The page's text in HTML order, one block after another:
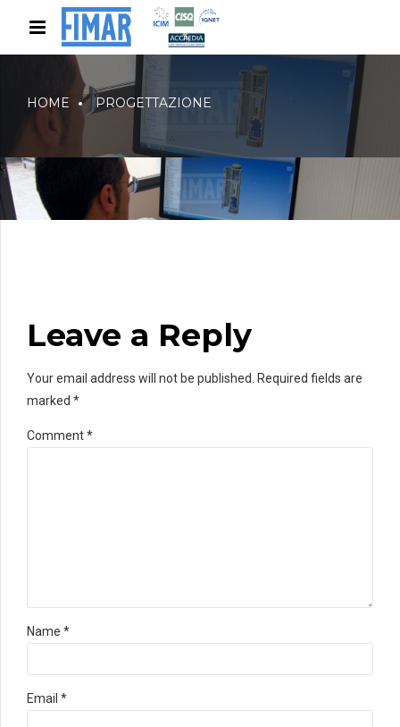
HOME PROGETTAZIONE
Leave a Reply
Your email address will not be published. Required fields are
marked *
Comment*
Name *
Email *